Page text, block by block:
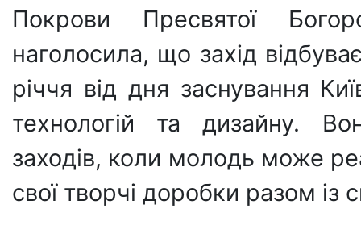
Покрови Пресвятої
наголосила, що захід
річчя від дня заснування
технологій та дизайну.
заходів, коли молодь може
свої творчі доробки разом із